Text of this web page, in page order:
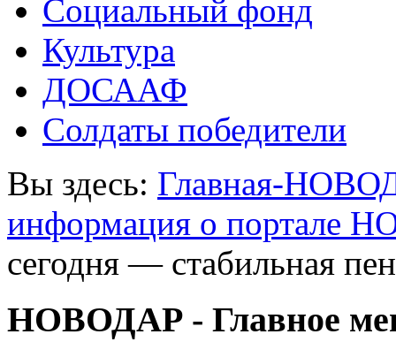
Социальный фонд
Культура
ДОСААФ
Солдаты победители
Вы здесь: Главная-
информация о портале
сегодня — стабильная
НОВОДАР - Главное